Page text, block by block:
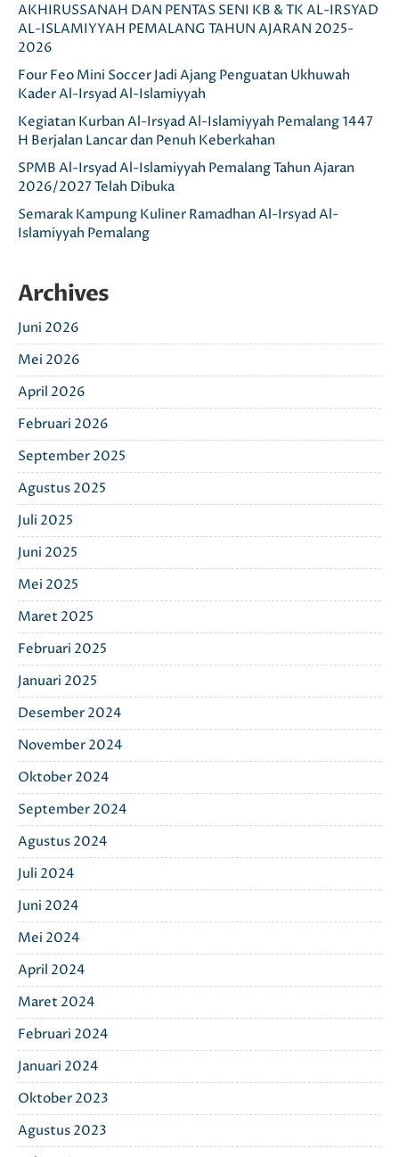
AKHIRUSSANAH DAN PENTAS SENI KB & TK AL-IRSYAD
AL-ISLAMIYYAH PEMALANG TAHUN AJARAN 2025-
2026
Four Feo Mini Soccer Jadi Ajang Penguatan Ukhuwah
Kader Al-Irsyad Al-Islamiyyah
Kegiatan Kurban Al-Irsyad Al-Islamiyyah Pemalang 1447
H Berjalan Lancar dan Penuh Keberkahan
SPMB Al-Irsyad Al-Islamiyyah Pemalang Tahun Ajaran
2026/2027 Telah Dibuka
Semarak Kampung Kuliner Ramadhan Al-Irsyad Al-
Islamiyyah Pemalang
Archives
Juni 2026
Mei 2026
April 2026
Februari 2026
September 2025
Agustus 2025
Juli 2025
Juni 2025
Mei 2025
Maret 2025
Februari 2025
Januari 2025
Desember 2024
November 2024
Oktober 2024
September 2024
Agustus 2024
Juli 2024
Juni 2024
Mei 2024
April 2024
Maret 2024
Februari 2024
Januari 2024
Oktober 2023
Agustus 2023